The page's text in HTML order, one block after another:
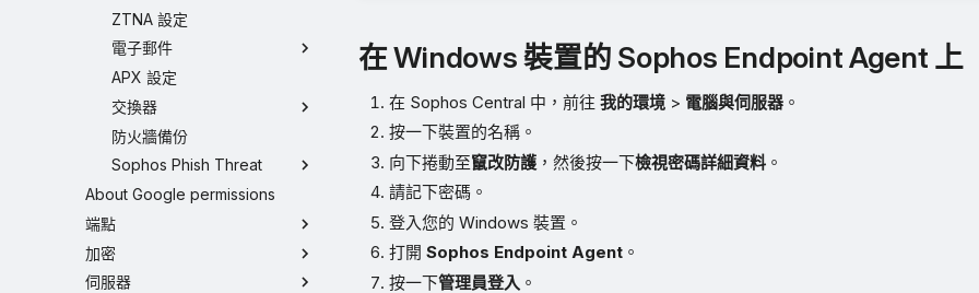
ZTNA 設定
電子郵件
APX 設定
交換器
防火牆備份
Sophos Phish Threat
About Google permissions
端點
加密
伺服器
在 Windows 裝置的 Sophos Endpoint Agent 上
在 Sophos Central 中，前往我的環境 > 電腦與伺服器 。
按一下裝置的名稱。
向下捲動至竄改防護 ，然後按一下檢視密碼詳細資料 。
請記下密碼。
登入您的 Windows 裝置。
打開Sophos Endpoint Agent 。
按一下管理員登入 。